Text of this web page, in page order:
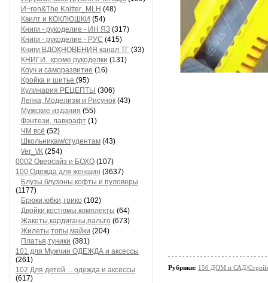
И~ren&The Knitter_MLH (48)
Квилт и КОКЛЮШКИ (54)
Книги - рукоделие - ИН ЯЗ (317)
Книги - рукоделие - РУС (415)
Книги ВДОХНОВЕНИЯ канал ТГ (33)
КНИГИ...кроме рукоделки (131)
Коуч и саморазвитие (16)
Кройка и шитье (95)
Кулинария РЕЦЕПТЫ (306)
Лепка, Моделизм и Рисунок (43)
Мужские издания (55)
Фэнтези, лавкрафт (1)
ЧМ всё (52)
Школьникам/студентам (43)
\/еr_\/К (254)
0002 Оверсайз и БОХО (107)
100 Одежда для женщин (3637)
Блузы,блузоны,кофты и пуловеры
(1177)
Брюки,юбки,трико (102)
Двойки,костюмы,комплекты (64)
Жакеты,кардиганы,пальто (673)
Жилеты,топы,майки (204)
Платья,туники (381)
101 для Мужчин ОДЕЖДА и аксессы
(261)
102 Для детей ... одежда и аксессы
(617)
Рубрики: 150 ДОМ и САД/